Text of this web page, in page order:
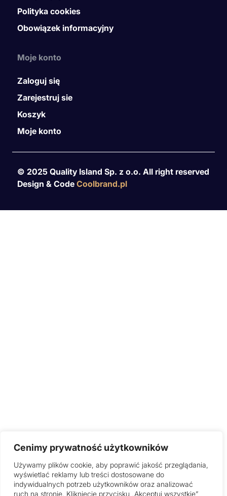
Cenimy prywatność użytkowników
Używamy plików cookie, aby poprawić jakość przeglądania,
wyświetlać reklamy lub treści dostosowane do
indywidualnych potrzeb użytkowników oraz analizować
ruch na stronie. Kliknięcie przycisku „Akceptuj wszystkie”
Polityka cookies
Obowiązek informacyjny
Moje konto
Zaloguj się
Zarejestruj sie
Koszyk
Moje konto
© 2025 Quality Island Sp. z o.o. All right reserved
Design & Code Coolbrand.pl